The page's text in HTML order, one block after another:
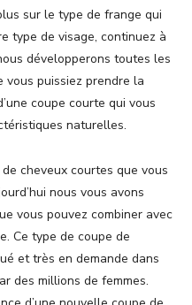
sur le type de frange qui
type de visage, continuez à
développerons toutes les
puissiez prendre la
coupe courte qui vous
naturelles.
cheveux courtes que vous
nous vous avons
vous pouvez combiner avec
Ce type de coupe de
et très en demande dans
des millions de femmes.